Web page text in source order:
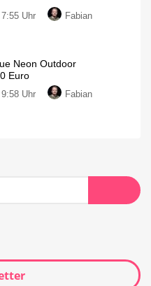
Uhr
Fabian
Neon Outdoor
Euro
Uhr
Fabian